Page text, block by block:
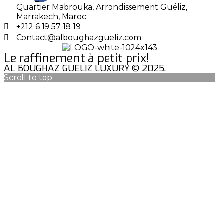
Quartier Mabrouka, Arrondissement Guéliz,
Marrakech, Maroc
+212 6 19 57 18 19
Contact@alboughazgueliz.com
Le raffinement à petit prix!
AL BOUGHAZ GUELIZ LUXURY © 2025.
Scroll to top